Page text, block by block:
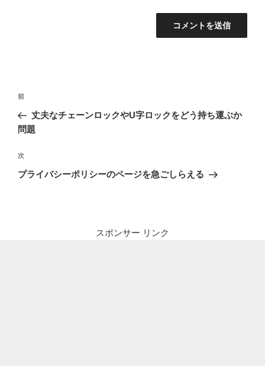
投
ナ
ゲ
ー
前
の
投
前
丈夫なチェーンロックやU字ロックをどう持ち運ぶか
問題
次
の
次
プライバシーポリシーのページを急ごしらえる
スポンサー リンク